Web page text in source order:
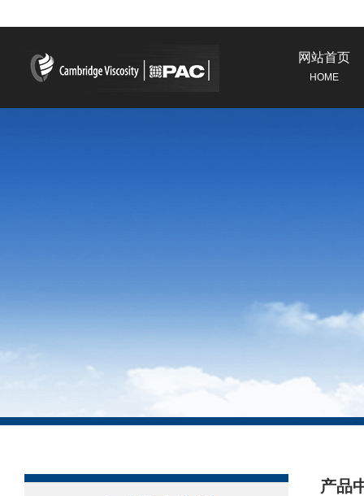
网站首页
HOME
产品